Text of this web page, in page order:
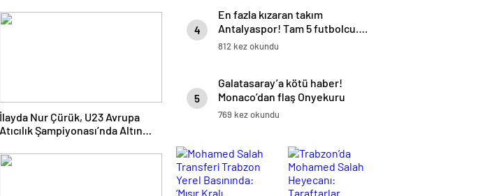
İlayda Nur Çürük, U23 Avrupa
Atıcılık Şampiyonası’nda Altın
4
En fazla kızaran takım
Antalyaspor! Tam 5 futbolcu….
812 kez okundu
5
Galatasaray’a kötü haber!
Monaco’dan flaş Onyekuru
kararı.
769 kez okundu